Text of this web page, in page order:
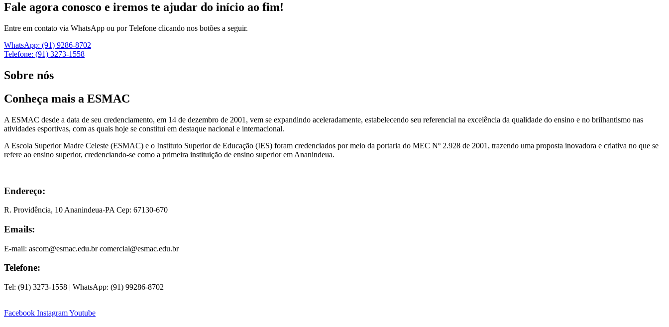
Fale agora conosco e iremos te ajudar do início ao fim!
Entre em contato via WhatsApp ou por Telefone clicando nos botões a seguir.
WhatsApp: (91) 9286-8702
Telefone: (91) 3273-1558
Sobre nós
Conheça mais a ESMAC
A ESMAC desde a data de seu credenciamento, em 14 de dezembro de 2001, vem se expandindo aceleradamente, estabelecendo seu referencial na excelência da qualidade do ensino e no brilhantismo nas
atividades esportivas, com as quais hoje se constitui em destaque nacional e internacional.
A Escola Superior Madre Celeste (ESMAC) e o Instituto Superior de Educação (IES) foram credenciados por meio da portaria do MEC Nº 2.928 de 2001, trazendo uma proposta inovadora e criativa no que se
refere ao ensino superior, credenciando-se como a primeira instituição de ensino superior em Ananindeua.
Endereço:
R. Providência, 10 Ananindeua-PA Cep: 67130-670
Emails:
E-mail: ascom@esmac.edu.br comercial@esmac.edu.br
Telefone:
Tel: (91) 3273-1558 | WhatsApp: (91) 99286-8702
Facebook InstagramYoutube